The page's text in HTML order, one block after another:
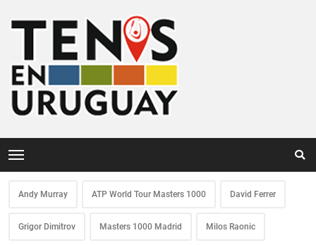
Andy Murray ATP World Tour Masters 1000 David Ferrer
Grigor Dimitrov Masters 1000 Madrid Milos Raonic